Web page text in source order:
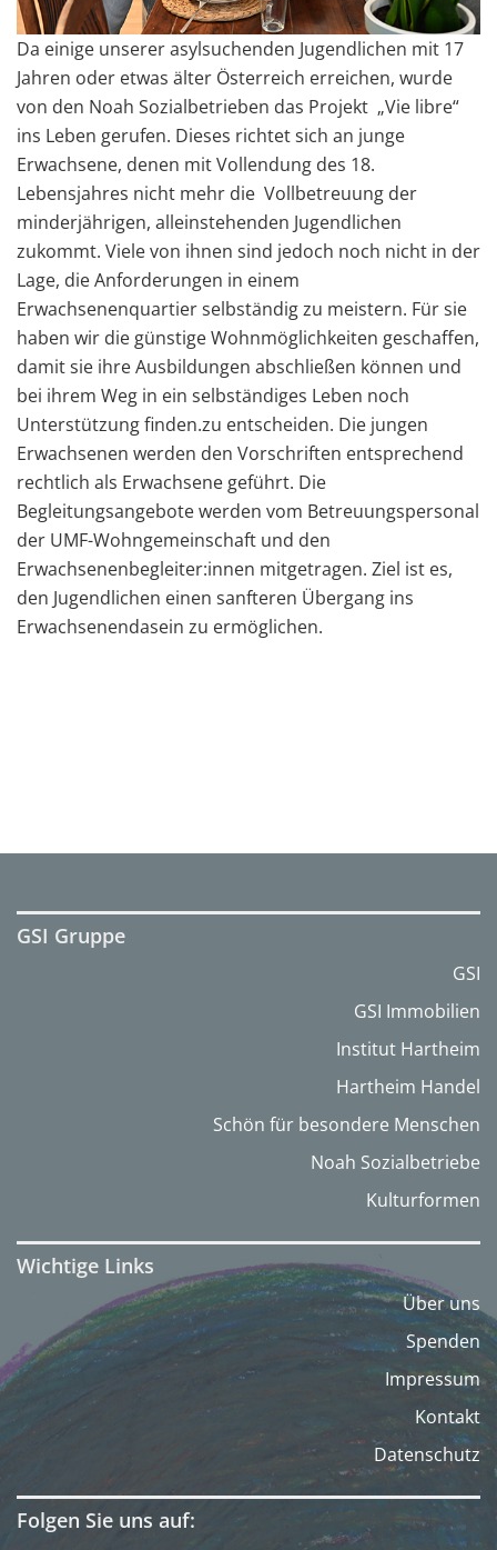
Da einige unserer asylsuchenden Jugendlichen mit 17
Jahren oder etwas älter Österreich erreichen, wurde
von den Noah Sozialbetrieben das Projekt „Vie libre“
ins Leben gerufen. Dieses richtet sich an junge
Erwachsene, denen mit Vollendung des 18.
Lebensjahres nicht mehr die Vollbetreuung der
minderjährigen, alleinstehenden Jugendlichen
zukommt. Viele von ihnen sind jedoch noch nicht in der
Lage, die Anforderungen in einem
Erwachsenenquartier selbständig zu meistern. Für sie
haben wir die günstige Wohnmöglichkeiten geschaffen,
damit sie ihre Ausbildungen abschließen können und
bei ihrem Weg in ein selbständiges Leben noch
Unterstützung finden.zu entscheiden. Die jungen
Erwachsenen werden den Vorschriften entsprechend
rechtlich als Erwachsene geführt. Die
Begleitungsangebote werden vom Betreuungspersonal
der UMF-Wohngemeinschaft und den
Erwachsenenbegleiter:innen mitgetragen. Ziel ist es,
den Jugendlichen einen sanfteren Übergang ins
Erwachsenendasein zu ermöglichen.
GSI Gruppe
GSI
GSI Immobilien
Institut Hartheim
Hartheim Handel
Schön für besondere Menschen
Noah Sozialbetriebe
Kulturformen
Wichtige Links
Über uns
Spenden
Impressum
Kontakt
Datenschutz
Folgen Sie uns auf: